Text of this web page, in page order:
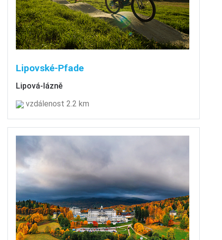
Lipovské-Pfade
Lipová-lázně
vzdálenost 2.2 km